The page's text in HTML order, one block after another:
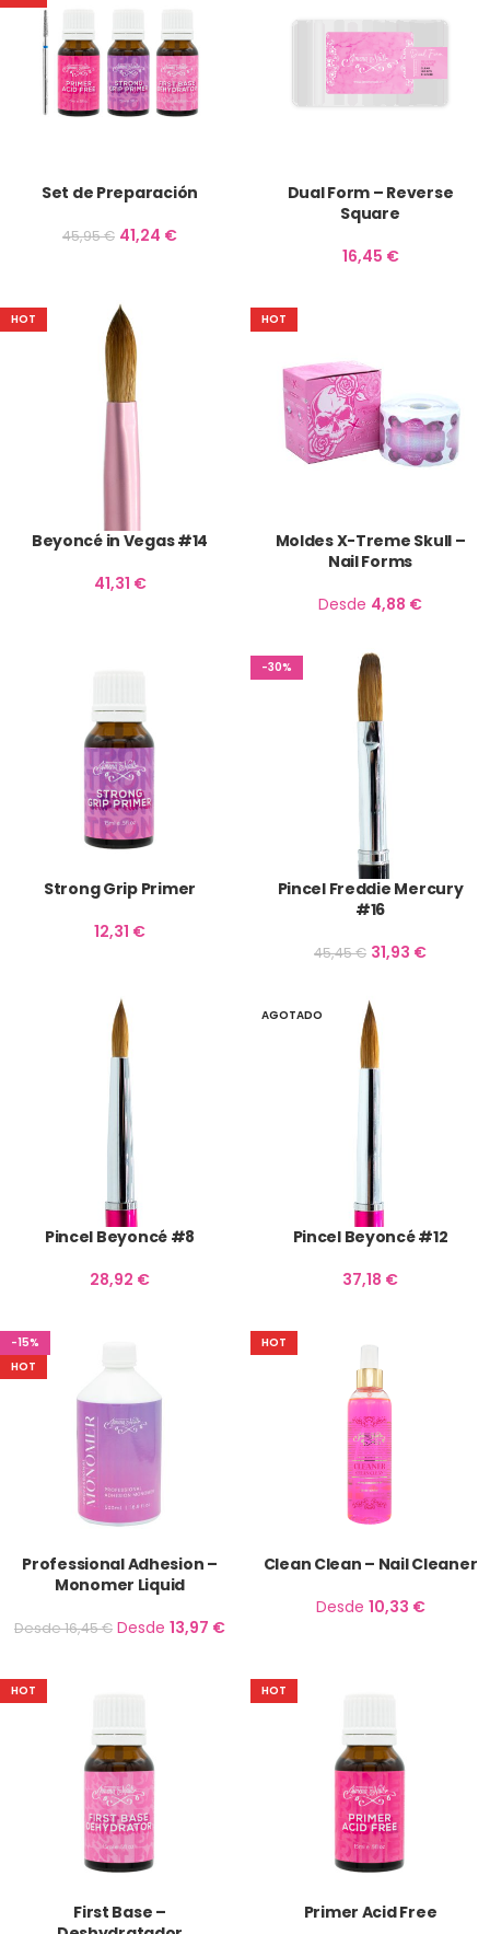
Set de Preparación
45,95€ 41,24 €
Dual Form – Reverse
Square
16,45 €
HOT
Beyoncé in Vegas #14
41,31 €
HOT
Moldes X-Treme Skull –
Nail Forms
Desde 4,88 €
Strong Grip Primer
12,31 €
-30%
Pincel Freddie Mercury
#16
45,45€ 31,93 €
Pincel Beyoncé #8
28,92 €
AGOTADO
Pincel Beyoncé #12
37,18 €
-15%
HOT
Professional Adhesion –
Monomer Liquid
Desde16,45€ Desde 13,97 €
HOT
Clean Clean – Nail Cleaner
Desde 10,33 €
HOT
First Base –
HOT
Primer Acid Free